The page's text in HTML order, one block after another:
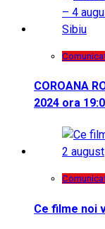
COROANA
2024 ora
Ce filme noi